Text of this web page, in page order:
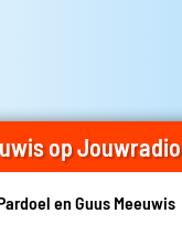
op Jouwradio
en Guus Meeuwis